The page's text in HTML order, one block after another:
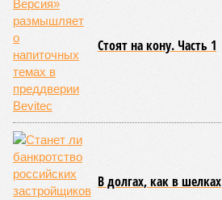
Стоят на кону. Часть 1
В долгах, как в шелках